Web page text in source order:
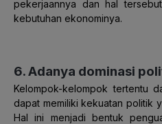
pekerjaannya dan hal
kebutuhan ekonominya.
6. Adanya dominasi
Kelompok-kelompok tertentu
dapat memiliki kekuatan politik
Hal ini menjadi bentuk